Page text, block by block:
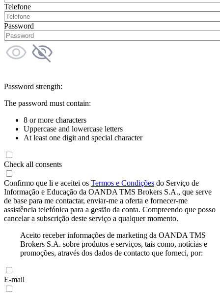
Telefone
Password
Password strength:
The password must contain:
8 or more characters
Uppercase and lowercase letters
At least one digit and special character
Check all consents
Confirmo que li e aceitei os Termos e Condições do Serviço de
Informação e Educação da OANDA TMS Brokers S.A., que serve
de base para me contactar, enviar-me a oferta e fornecer-me
assistência telefónica para a gestão da conta. Compreendo que posso
cancelar a subscrição deste serviço a qualquer momento.
Aceito receber informações de marketing da OANDA TMS
Brokers S.A. sobre produtos e serviços, tais como, notícias e
promoções, através dos dados de contacto que forneci, por:
E-mail